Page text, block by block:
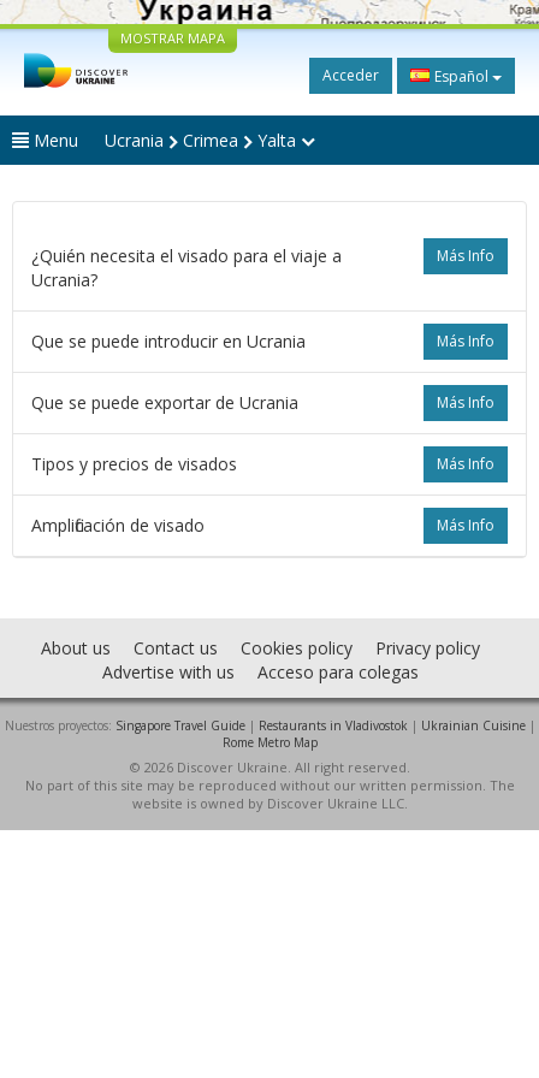
MOSTRAR MAPA
Acceder Español
Menu Ucrania Crimea Yalta
Más Info
¿Quién necesita el visado para el viaje a
Ucrania?
Más Info
Que se puede introducir en Ucrania
Más Info
Que se puede exportar de Ucrania
Más Info
Tipos y precios de visados
Más Info
Amplificación de visado
About us Contact us Cookies policy
Privacy policy
Advertise with us
Acceso para colegas
Nuestros proyectos: Singapore Travel Guide| Restaurants in Vladivostok | Ukrainian Cuisine|
Rome Metro Map
© 2026 Discover Ukraine. All right reserved.
No part of this site may be reproduced without our written permission. The
website is owned by Discover Ukraine LLC.